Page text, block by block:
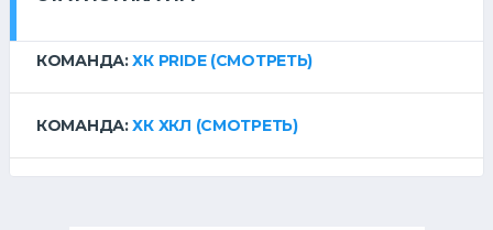
КОМАНДА:ХК PRIDE (СМОТРЕТЬ)
КОМАНДА:ХК ХКЛ (СМОТРЕТЬ)